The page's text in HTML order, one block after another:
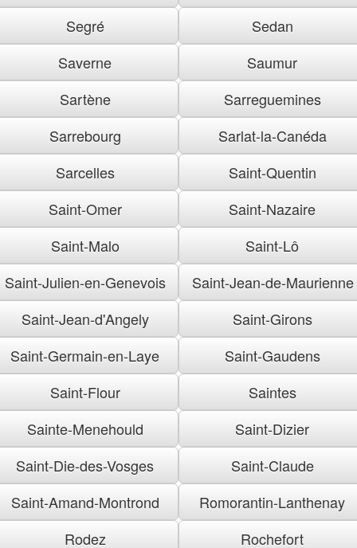
Segré
Sedan
Saverne
Saumur
Sartène
Sarreguemines
Sarrebourg
Sarlat-la-Canéda
Sarcelles
Saint-Quentin
Saint-Omer
Saint-Nazaire
Saint-Malo
Saint-Lô
Saint-Julien-en-Genevois
Saint-Jean-de-Maurienne
Saint-Jean-d'Angely
Saint-Girons
Saint-Germain-en-Laye
Saint-Gaudens
Saint-Flour
Saintes
Sainte-Menehould
Saint-Dizier
Saint-Die-des-Vosges
Saint-Claude
Saint-Amand-Montrond
Romorantin-Lanthenay
Rodez
Rochefort